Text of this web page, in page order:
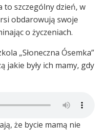
to szczególny dzień, w
obdarowują swoje
o życzeniach.
„Słoneczna Ósemka”
jakie były ich mamy, gdy
że bycie mamą nie